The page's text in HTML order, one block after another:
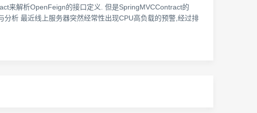
来解析OpenFeign的接口定义. 但是SpringMVCContract的
析 最近线上服务器突然经常性出现CPU高负载的预警,经过排